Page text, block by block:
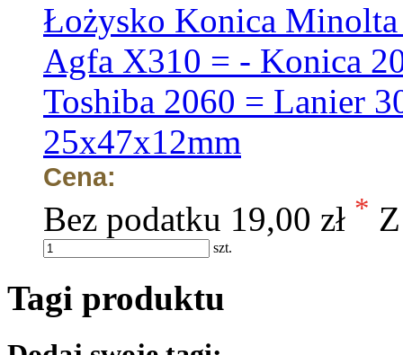
Łożysko Konica Minolta
Agfa X310 = - Konica
Toshiba 2060 = Lanier
25x47x12mm
Cena:
Bez podatku 19,00 zł *
szt.
Tagi produktu